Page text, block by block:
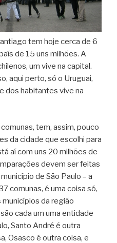
tem hoje cerca de 6
de 15 uns milhões. A
um vive na capital.
aqui perto, só o Uruguai,
dos habitantes vive na
tem, assim, pouco
da cidade que escolhi para
aí com uns 20 milhões de
devem ser feitas
de São Paulo – a
comunas, é uma coisa só,
da região
cada um uma entidade
Santo André é outra
Osasco é outra coisa, e